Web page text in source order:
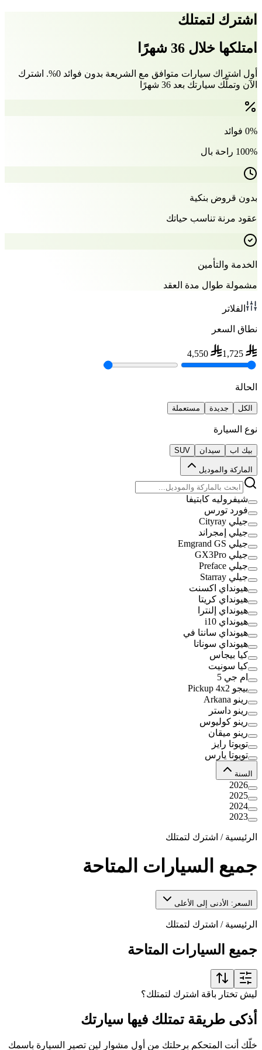
اشترك لتمتلك
امتلكها خلال 36 شهرًا
أول اشتراك سيارات متوافق مع الشريعة بدون فوائد 0%. اشترك
الآن وتملّك سيارتك بعد 36 شهرًا
0% فوائد
100% راحة بال
بدون قروض بنكية
عقود مرنة تناسب حياتك
الخدمة والتأمين
مشمولة طوال مدة العقد
الفلاتر
نطاق السعر
1,725
4,550
الحالة
الكل جديدة مستعملة
نوع السيارة
بيك اب سيدان SUV
الماركة والموديل
شيفروليه كابتيفا
فورد تورس
جيلي Cityray
جيلي إمجراند
جيلي Emgrand GS
جيلي GX3Pro
جيلي Preface
جيلي Starray
هيونداي اكسنت
هيونداي كريتا
هيونداي إلنترا
هيونداي i10
هيونداي سانتا في
هيونداي سوناتا
كيا بيجاس
كيا سونيت
ام جي 5
بيجو Pickup 4x2
رينو Arkana
رينو داستر
رينو كوليوس
رينو ميقان
تويوتا رايز
تويوتا يارس
السنة
2026
2025
2024
2023
الرئيسية / اشترك لتمتلك
جميع السيارات المتاحة
السعر: الأدنى إلى الأعلى
الرئيسية / اشترك لتمتلك
جميع السيارات المتاحة
ليش تختار باقة اشترك لتمتلك؟
أذكى طريقة تمتلك فيها سيارتك
خلّك أنت المتحكم برحلتك من أول مشوار لين تصير السيارة باسمك